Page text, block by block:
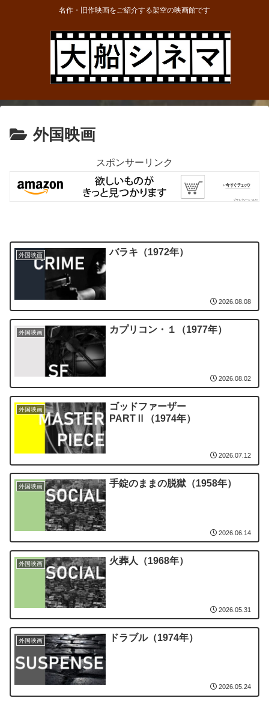
名作・旧作映画をご紹介する架空の映画館です
外国映画
スポンサーリンク
外国映画 バラキ（1972年）
2026.08.08
外国映画 カプリコン・１（1977年）
2026.08.02
外国映画
ゴッドファーザー
PARTⅡ（1974年）
2026.07.12
外国映画 手錠のままの脱獄（1958年）
2026.06.14
外国映画 火葬人（1968年）
2026.05.31
外国映画 ドラブル（1974年）
2026.05.24